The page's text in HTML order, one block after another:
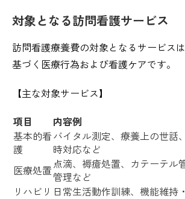
対象となる訪問看護サービス
訪問看護療養費の対象となるサービス
基づく医療行為および看護ケアです。
【主な対象サービス】
項目
内容例
基本的看
護
バイタル測定、療養上の世話
時対応など
医療処置点滴、褥瘡処置、カテーテル
管理など
リハビリ 日常生活動作訓練、機能維持